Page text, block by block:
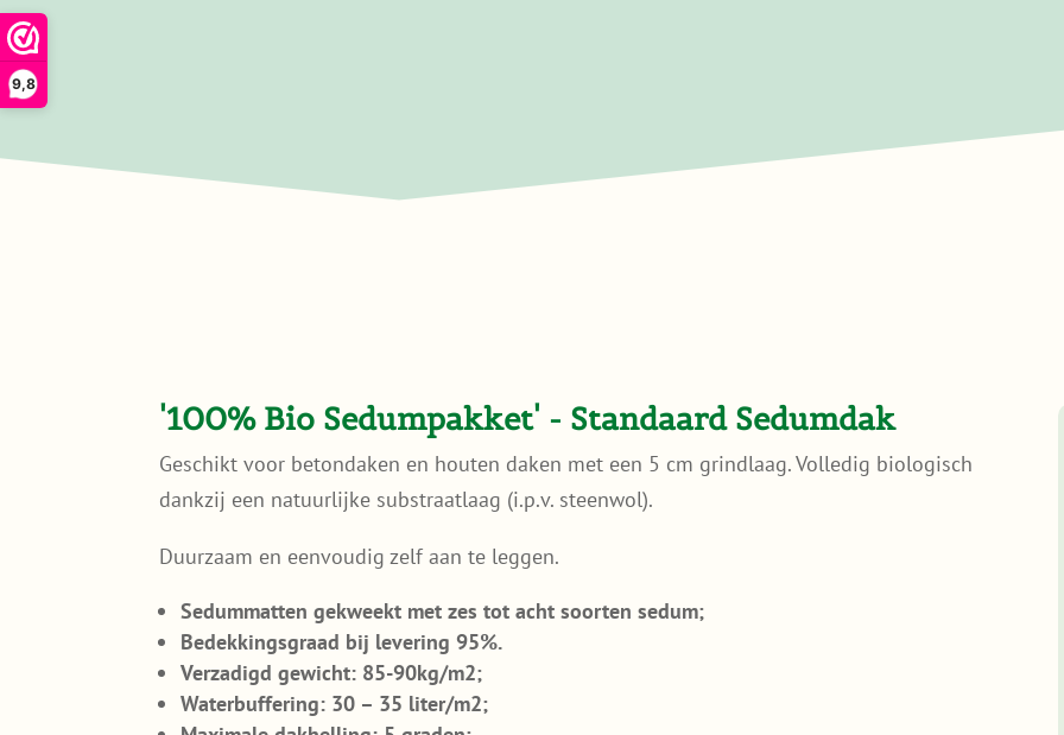
9,8
'100% Bio Sedumpakket' - Standaard Sedumdak
Geschikt voor betondaken en houten daken met een 5 cm grindlaag. Volledig biologisch
dankzij een natuurlijke substraatlaag (i.p.v. steenwol).
Duurzaam en eenvoudig zelf aan te leggen.